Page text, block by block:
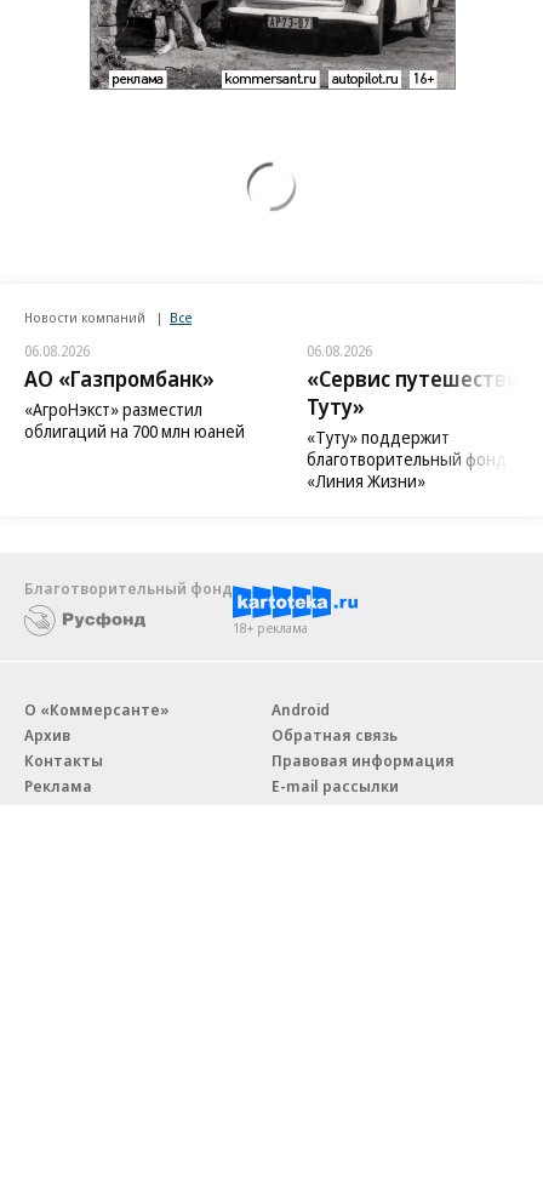
Новости компаний Все
06.08.2026
АО «Газпромбанк»
«АгроНэкст» разместил
облигаций на 700 млн юаней
06.08.2026
«Сервис путешествий
Туту»
«Туту» поддержит
благотворительный фонд
«Линия Жизни»
Благотворительный фонд
18+ реклама
О «Коммерсанте»
Архив
Контакты
Реклама
Android
Обратная связь
Правовая информация
E-mail рассылки